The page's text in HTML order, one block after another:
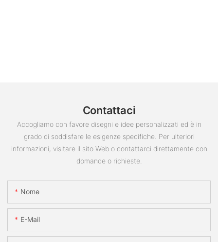
Contattaci
Accogliamo con favore disegni e idee personalizzati ed è in
grado di soddisfare le esigenze specifiche. Per ulteriori
informazioni, visitare il sito Web o contattarci direttamente con
domande o richieste.
Nome
E-Mail